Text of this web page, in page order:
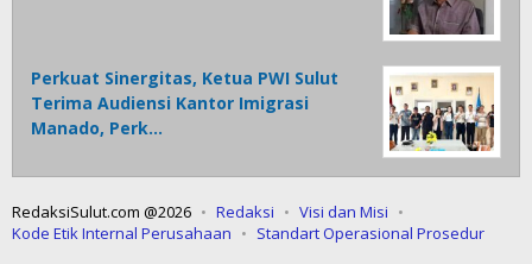
Perkuat Sinergitas, Ketua PWI Sulut
Terima Audiensi Kantor Imigrasi
Manado, Perk…
RedaksiSulut.com @2026 Redaksi
Visi dan Misi
Kode Etik Internal Perusahaan
Standart Operasional Prosedur